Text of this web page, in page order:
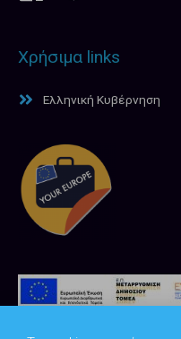
Χρήσιμα links
Ελληνική Κυβέρνηση